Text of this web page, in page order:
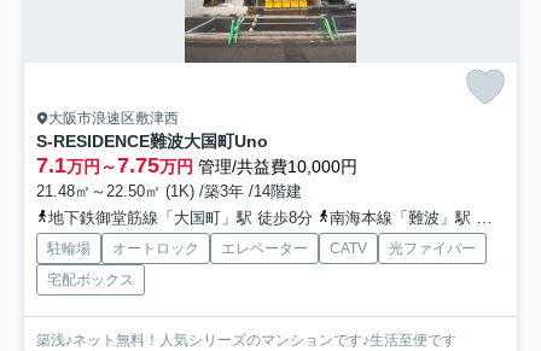
大阪市浪速区敷津西
S-RESIDENCE難波大国町Uno
7.1万円～7.75万円 管理/共益費10,000円
21.48㎡～22.50㎡ (1K) /築3年 /14階建
地下鉄御堂筋線「大国町」駅 徒歩8分
南海本線「難波」駅 徒歩15分
駐輪場 オートロック エレベーター CATV
光ファイバー
宅配ボックス
築浅♪ネット無料！人気シリーズのマンションです♪生活至便です